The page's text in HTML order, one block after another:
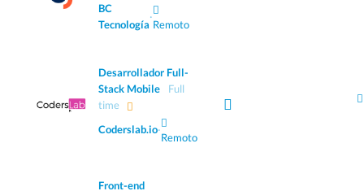
BC
Tecnología
·
Remoto
Desarrollador Full-
Stack Mobile
Full
time
Coderslab.io·
Remoto
Front-end